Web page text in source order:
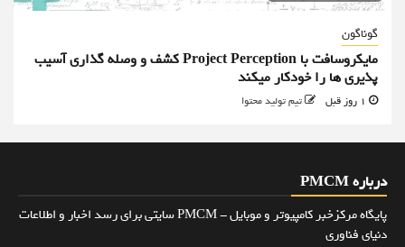
گوناگون
مایکروسافت با Project Perception کشف و وصله گذاری آسیب
پذیری ها را خودکار میکند
تیم تولید محتوا
درباره PMCM
پایگاه مرکزخبر کامپیوتر و موبایل - PMCM سایتی برای رسد اخبار و اطلاعات
دنیای فناوری